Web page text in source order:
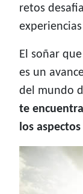
retos
El soñar
es un
del mundo
te
los